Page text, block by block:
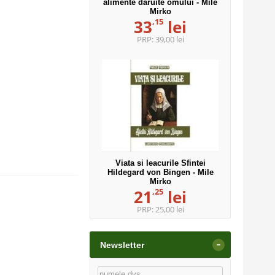
alimente daruite omului - Mile
Mirko
33,15 lei
PRP: 39,00 lei
Viata si leacurile Sfintei
Hildegard von Bingen - Mile
Mirko
21 ,25 lei
PRP:25,00 lei
Newsletter -